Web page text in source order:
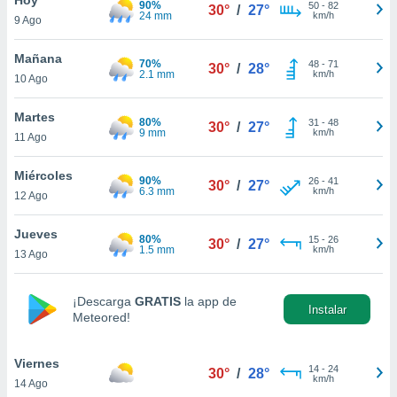
y
en
más
de
cookies
aceptar
9 Ago
90%
24 mm
30° / 27° 50- 82
km/h
Mañana
10 Ago
70%
2.1 mm
30° / 28° 48- 71
km/h
Martes
11 Ago
80%
9 mm
30° / 27° 31 - 48
km/h
Miércoles
12 Ago
90%
6.3 mm
30° / 27° 26- 41
km/h
Jueves
13 Ago
80%
1.5 mm
30° / 27° 15- 26
km/h
¡Descarga GRATIS la app de
Meteored!
Instalar
Viernes
14 Ago
30° / 28° 14- 24
km/h